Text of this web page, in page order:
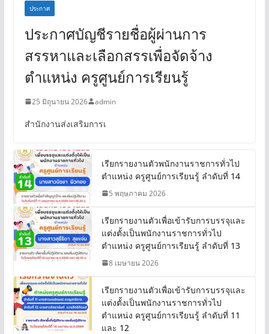
ประกาศ
ประกาศบัญชีรายชื่อผู้ผ่านการ
สรรหาและเลือกสรรเพื่อจัดจ้าง
ตำแหน่ง ครูศูนย์การเรียนรู้
25 มิถุนายน 2026 admin
สำนักงานส่งเสริมการเ
เรียกรายงานตัวพนักงานราชการทั่วไป
ตำแหน่ง ครูศูนย์การเรียนรู้ ลำดับที่ 14
5 พฤษภาคม 2026
เรียกรายงานตัวเพื่อเข้ารับการบรรจุและ
แต่งตั้งเป็นพนักงานราชการทั่วไป
ตำแหน่ง ครูศูนย์การเรียนรู้ ลำดับที่ 13
8 เมษายน 2026
เรียกรายงานตัวเพื่อเข้ารับการบรรจุและ
แต่งตั้งเป็นพนักงานราชการทั่วไป
ตำแหน่ง ครูศูนย์การเรียนรู้ ลำดับที่ 11
และ 12